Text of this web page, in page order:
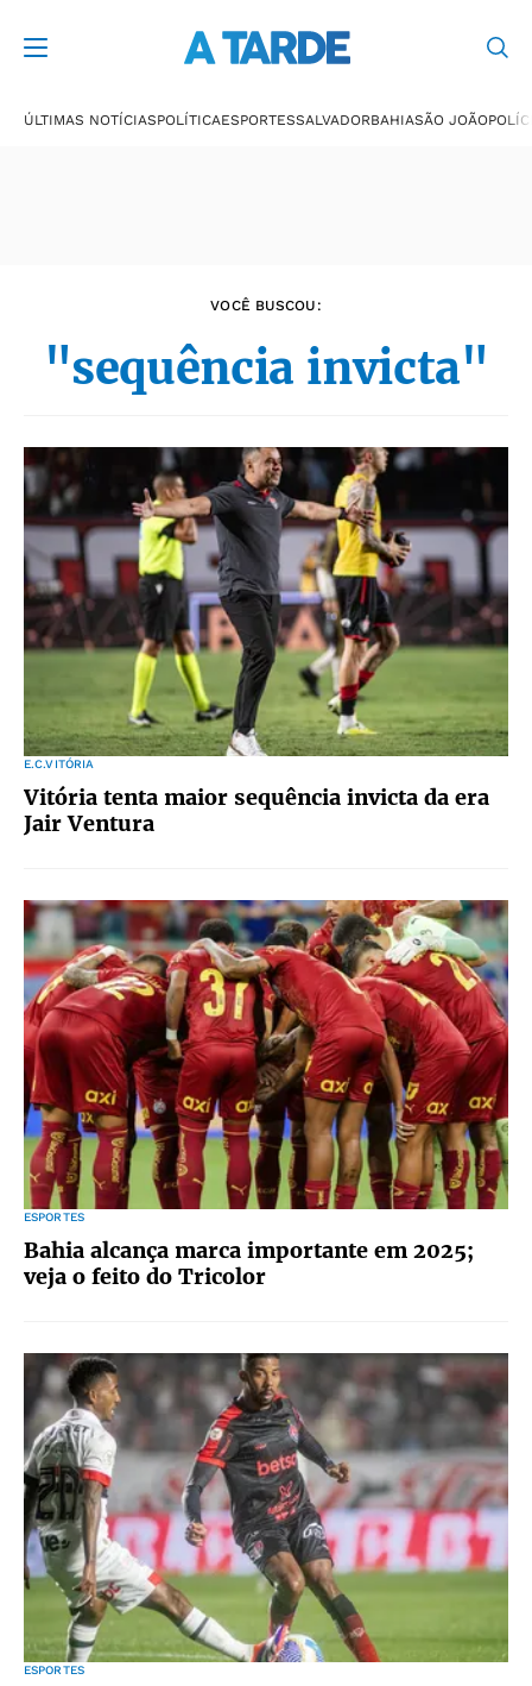
ÚLTIMAS NOTÍCIASPOLÍTICAESPORTESSALVADORBAHIASÃO JOÃO
VOCÊ BUSCOU:
"sequência invicta"
E.C.VITÓRIA
Vitória tenta maior sequência invicta da era
Jair Ventura
ESPORTES
Bahia alcança marca importante em 2025;
veja o feito do Tricolor
ESPORTES